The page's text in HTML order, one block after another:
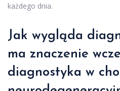
każdego dnia.
Jak wygląda
ma znaczenie
diagnostyka w